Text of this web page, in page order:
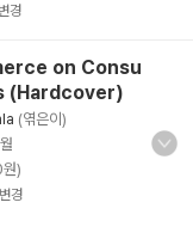
변경
on Consu
(Hardcover)
(엮은이)
)
변경